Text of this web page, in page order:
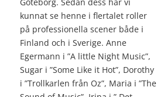
Göteborg. Sedan dess har vi
kunnat se henne i flertalet roller
på professionella scener både i
Finland och i Sverige. Anne
Egermann i ”A little Night Music”,
Sugar i ”Some Like it Hot”, Dorothy
i ”Trollkarlen från Oz”, Maria i ”The